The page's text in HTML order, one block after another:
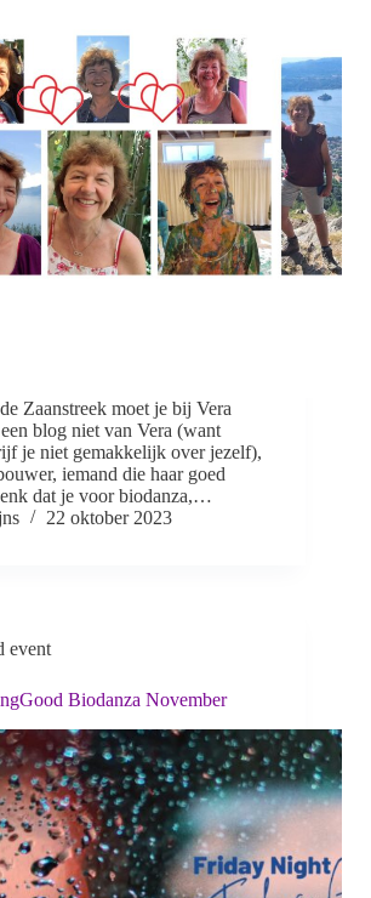
Zaanstreek moet je bij Vera
blog niet van Vera (want
je niet gemakkelijk over jezelf),
iemand die haar goed
dat je voor biodanza,…
22 oktober 2023
event
Biodanza November